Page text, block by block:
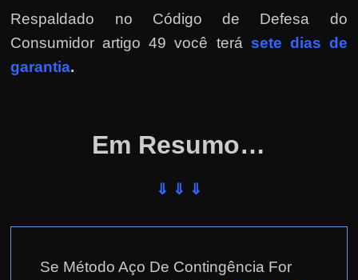
a
i
t
Respaldado no Código de Defesa do
Consumidor artigo 49 você terá sete dias de
garantia.
Em Resumo…
⇓ ⇓ ⇓
Se Método Aço De Contingência For